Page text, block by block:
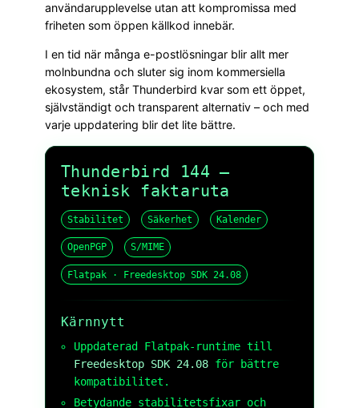
användarupplevelse utan att kompromissa med
friheten som öppen källkod innebär.
I en tid när många e-postlösningar blir allt mer
molnbundna och sluter sig inom kommersiella
ekosystem, står Thunderbird kvar som ett öppet,
självständigt och transparent alternativ – och med
varje uppdatering blir det lite bättre.
Thunderbird 144 –
teknisk faktaruta
Stabilitet Säkerhet Kalender
OpenPGP S/MIME
Flatpak · Freedesktop SDK 24.08
Kärnnytt
Uppdaterad Flatpak-runtime till
Freedesktop SDK 24.08 för bättre
kompatibilitet.
Betydande stabilitetsfixar och